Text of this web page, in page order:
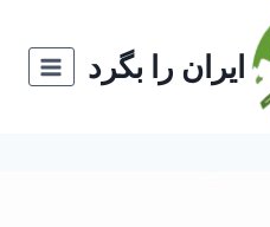
ایران را بگرد